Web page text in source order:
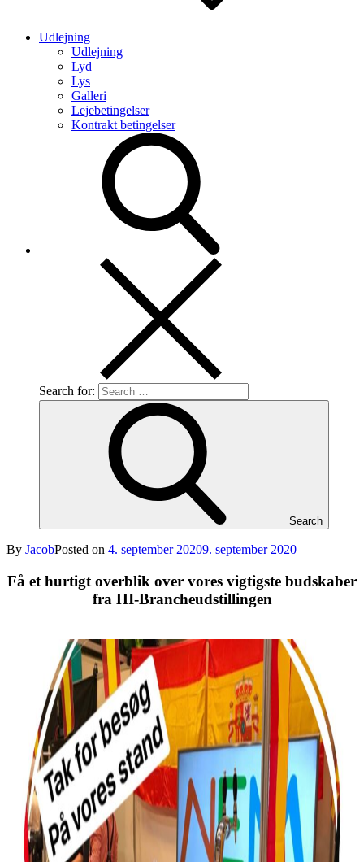
Udlejning
Udlejning
Lyd
Lys
Galleri
Lejebetingelser
Kontrakt betingelser
Search for:
Search
By JacobPosted on 4. september 20209. september 2020
Få et hurtigt overblik over vores vigtigste budskaber
fra HI-Brancheudstillingen